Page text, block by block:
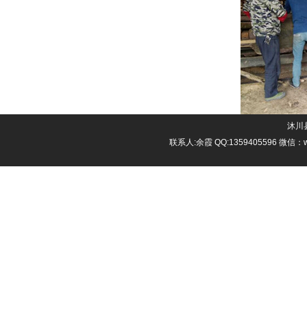
沐川
联系人:余霞 QQ:1359405596 微信